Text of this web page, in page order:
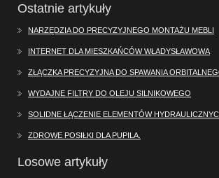
Ostatnie artykuły
NARZĘDZIA DO PRECYZYJNEGO MONTAŻU MEBLI
INTERNET DLA MIESZKAŃCÓW WŁADYSŁAWOWA
ZŁĄCZKA PRECYZYJNA DO SPAWANIA
WYDAJNE FILTRY DO OLEJU SILNIKOWEGO
SOLIDNE ŁĄCZENIE ELEMENTÓW
ZDROWE POSIŁKI DLA PUPILA.
Losowe artykuły